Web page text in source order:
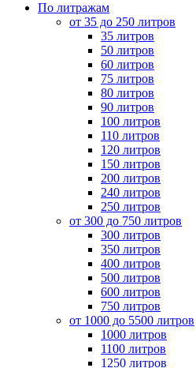
По литражам
от 35 до 250 литров
35 литров
50 литров
60 литров
75 литров
80 литров
90 литров
100 литров
110 литров
120 литров
150 литров
200 литров
240 литров
250 литров
от 300 до 750 литров
300 литров
350 литров
400 литров
500 литров
600 литров
750 литров
от 1000 до 5500 литров
1000 литров
1100 литров
1250 литров